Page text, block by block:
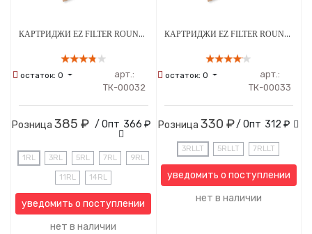
КАРТРИДЖИ EZ FILTER ROUND LINER 0.30 ММ 10ШТ
остаток: 0
арт.:
ТК-00032
Розница 385 ₽ / Опт 366 ₽
1RL 3RL 5RL 7RL 9RL
11RL 14RL
уведомить о поступлении
нет в наличии
КАРТРИДЖИ EZ FILTER ROUND LINER 0.35 ММ (ДЛИННАЯ ЗАТОЧКА) 10ШТ
остаток:0
арт.:
ТК-00033
Розница330 ₽/ Опт 312 ₽
3RLLT 5RLLT 7RLLT
уведомить о поступлении
нет в наличии